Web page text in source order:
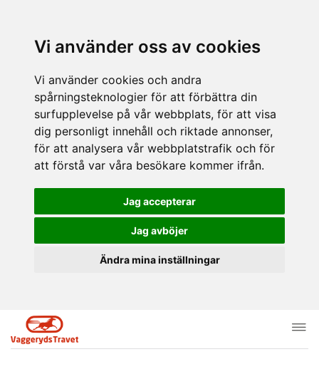
Vi använder oss av cookies
Vi använder cookies och andra
spårningsteknologier för att förbättra din
surfupplevelse på vår webbplats, för att visa
dig personligt innehåll och riktade annonser,
för att analysera vår webbplatstrafik och för
att förstå var våra besökare kommer ifrån.
Jag accepterar
Jag avböjer
Ändra mina inställningar